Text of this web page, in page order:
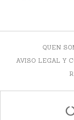
QUEN
AVISO LEGAL Y